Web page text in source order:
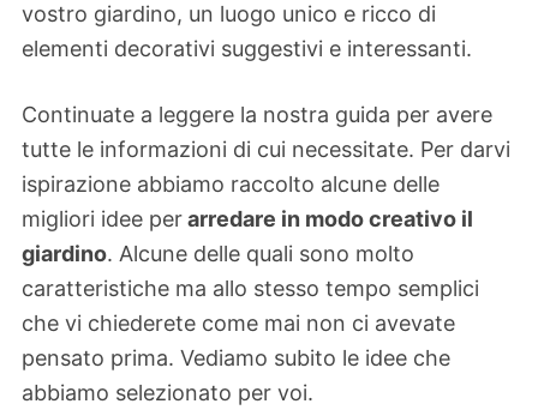
vostro giardino, un luogo unico e ricco di
elementi decorativi suggestivi e interessanti.
Continuate a leggere la nostra guida per avere
tutte le informazioni di cui necessitate. Per darvi
ispirazione abbiamo raccolto alcune delle
migliori idee perarredare in modo creativo il
giardino. Alcune delle quali sono molto
caratteristiche ma allo stesso tempo semplici
che vi chiederete come mai non ci avevate
pensato prima. Vediamo subito le idee che
abbiamo selezionato per voi.